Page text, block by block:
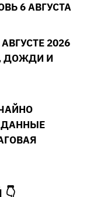
6 АВГУСТА
2026
ДОЖДИ И